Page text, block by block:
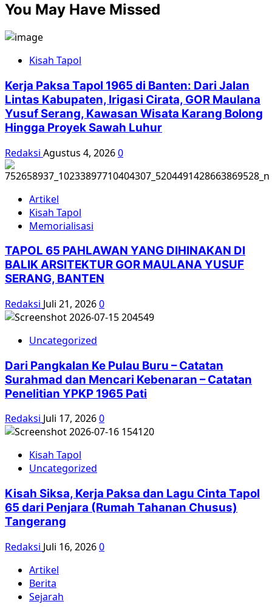
about
Perawan
Pilu
Guru
You May Have Missed
Kisah Tapol
Kerja Paksa Tapol 1965 di Banten: Dari Jalan
Lintas Kabupaten, Irigasi Cirata, GOR Maulana
Yusuf Serang, Kawasan Wisata Karang Bolong
Hingga Proyek Sawah Luhur
Redaksi Agustus 4, 20260
Artikel
Kisah Tapol
Memorialisasi
TAPOL 65 PAHLAWAN YANG DIHINAKAN DI
BALIK ARSITEKTUR GOR MAULANA YUSUF
SERANG, BANTEN
Redaksi Juli 21, 20260
Uncategorized
Dari Pangkalan Ke Pulau Buru – Catatan
Surahmad dan Mencari Kebenaran – Catatan
Penelitian YPKP 1965 Pati
Redaksi Juli 17, 20260
Kisah Tapol
Uncategorized
Kisah Siksa, Kerja Paksa dan Lagu Cinta Tapol
65 dari Penjara (Rumah Tahanan Chusus)
Tangerang
Redaksi Juli 16, 20260
Artikel
Berita
Sejarah